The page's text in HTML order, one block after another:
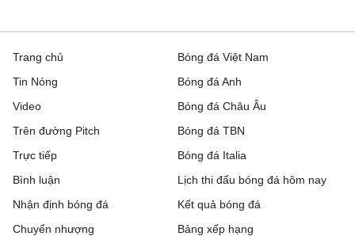
Trang chủ
Tin Nóng
Video
Trên đường Pitch
Trực tiếp
Bóng đá Việt Nam
Bóng đá Anh
Bóng đá Châu Âu
Bóng đá TBN
Bóng đá Italia
Bình luận
Nhận định bóng đá
Chuyển nhượng
Lịch thi đấu bóng đá hôm nay
Kết quả bóng đá
Bảng xếp hạng